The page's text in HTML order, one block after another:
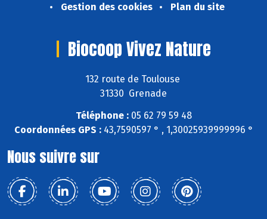
Gestion des cookies
Plan du site
Biocoop Vivez Nature
132 route de Toulouse
31330 Grenade
Téléphone :05 62 79 59 48
Coordonnées GPS :43,7590597 ° , 1,30025939999996 °
Nous suivre sur